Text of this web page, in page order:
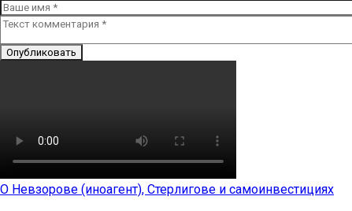
Опубликовать
О Невзорове (иноагент), Стерлигове и самоинвестициях